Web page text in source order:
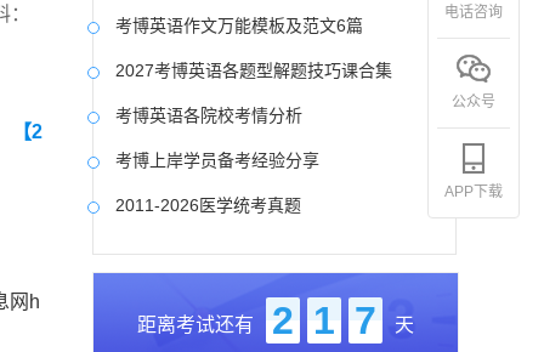
【2
网h
考博英语作文万能模板及范文6篇
2027考博英语各题型解题技巧课合集
考博英语各院校考情分析
考博上岸学员备考经验分享
2011-2026医学统考真题
中国社会科学院大学真题合集
国防科技大学历年真题
中央美术学院历年真题
距离考试还有 2 1 7 天
电话咨询
公众号
APP下载